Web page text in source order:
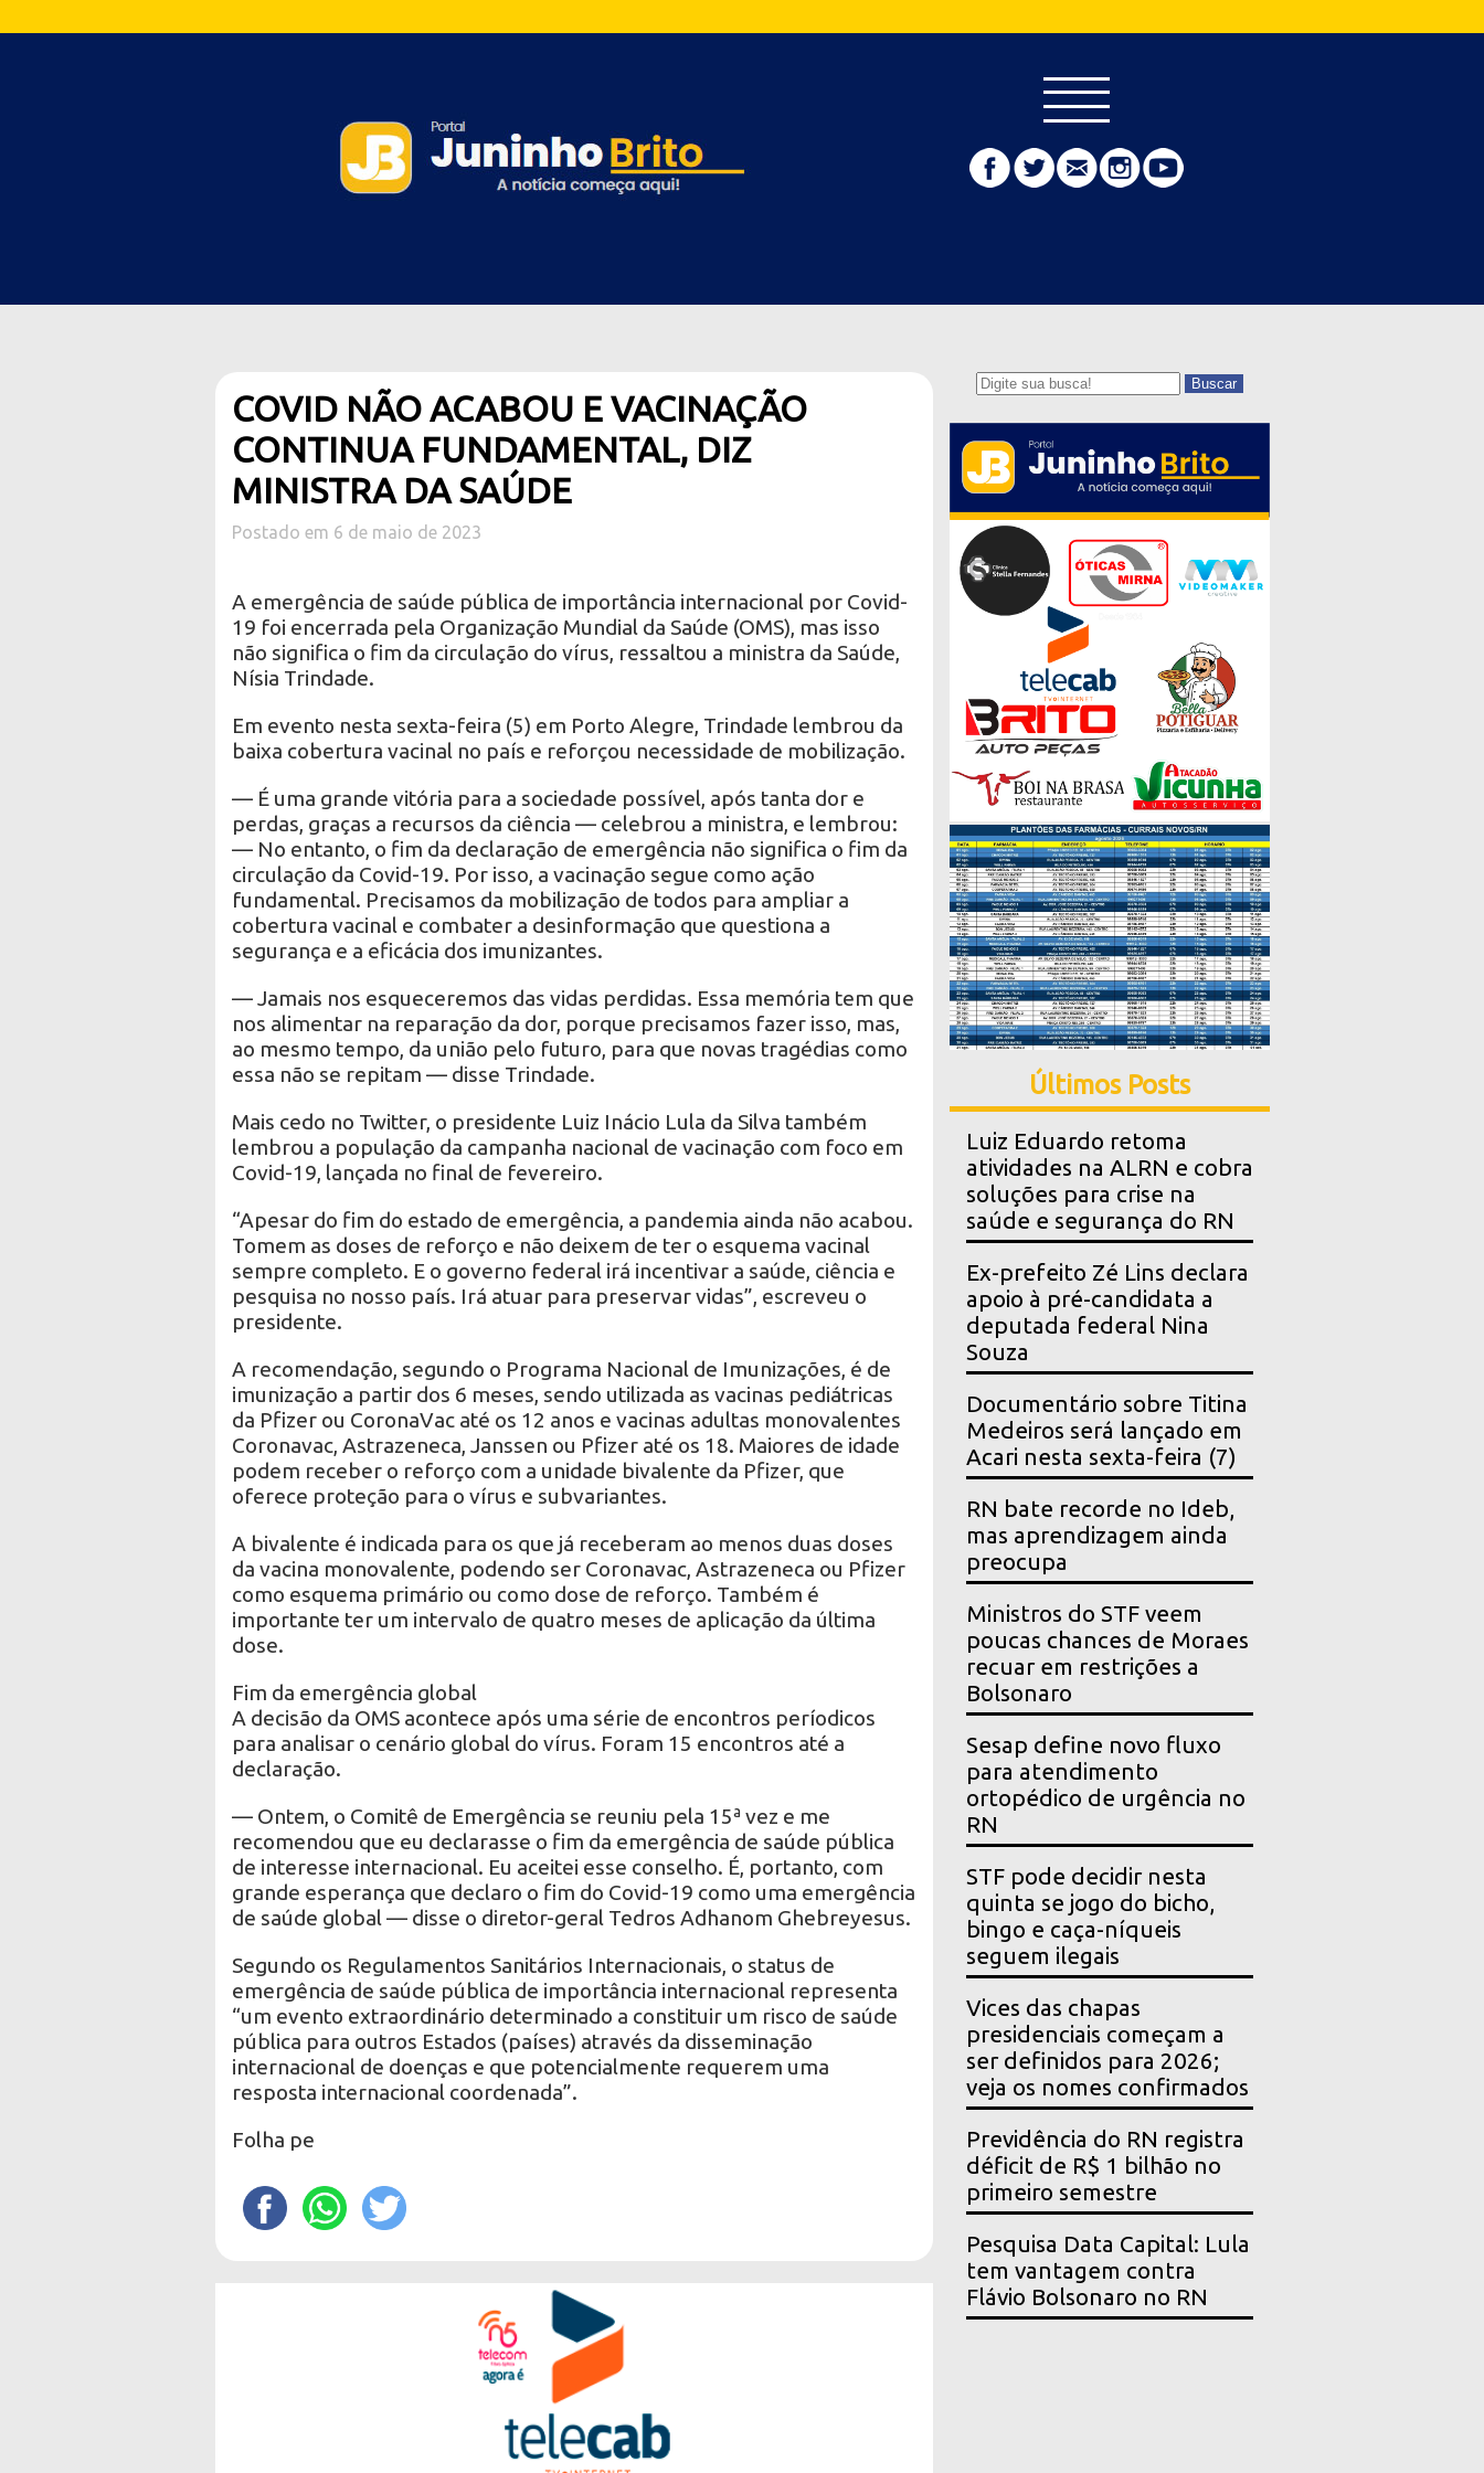
COVID NÃO ACABOU E VACINAÇÃO
CONTINUA FUNDAMENTAL, DIZ
MINISTRA DA SAÚDE
Postado em 6 de maio de 2023
A emergência de saúde pública de importância internacional por Covid-
19 foi encerrada pela Organização Mundial da Saúde (OMS), mas isso
não significa o fim da circulação do vírus, ressaltou a ministra da Saúde,
Nísia Trindade.
Em evento nesta sexta-feira (5) em Porto Alegre, Trindade lembrou da
baixa cobertura vacinal no país e reforçou necessidade de mobilização.
— É uma grande vitória para a sociedade possível, após tanta dor e
perdas, graças a recursos da ciência — celebrou a ministra, e lembrou:
— No entanto, o fim da declaração de emergência não significa o fim da
circulação da Covid-19. Por isso, a vacinação segue como ação
fundamental. Precisamos da mobilização de todos para ampliar a
cobertura vacinal e combater a desinformação que questiona a
segurança e a eficácia dos imunizantes.
— Jamais nos esqueceremos das vidas perdidas. Essa memória tem que
nos alimentar na reparação da dor, porque precisamos fazer isso, mas,
ao mesmo tempo, da união pelo futuro, para que novas tragédias como
essa não se repitam — disse Trindade.
Mais cedo no Twitter, o presidente Luiz Inácio Lula da Silva também
lembrou a população da campanha nacional de vacinação com foco em
Covid-19, lançada no final de fevereiro.
“Apesar do fim do estado de emergência, a pandemia ainda não acabou.
Tomem as doses de reforço e não deixem de ter o esquema vacinal
sempre completo. E o governo federal irá incentivar a saúde, ciência e
pesquisa no nosso país. Irá atuar para preservar vidas”, escreveu o
presidente.
A recomendação, segundo o Programa Nacional de Imunizações, é de
imunização a partir dos 6 meses, sendo utilizada as vacinas pediátricas
da Pfizer ou CoronaVac até os 12 anos e vacinas adultas monovalentes
Coronavac, Astrazeneca, Janssen ou Pfizer até os 18. Maiores de idade
podem receber o reforço com a unidade bivalente da Pfizer, que
oferece proteção para o vírus e subvariantes.
A bivalente é indicada para os que já receberam ao menos duas doses
da vacina monovalente, podendo ser Coronavac, Astrazeneca ou Pfizer
como esquema primário ou como dose de reforço. Também é
importante ter um intervalo de quatro meses de aplicação da última
dose.
Fim da emergência global
A decisão da OMS acontece após uma série de encontros períodicos
para analisar o cenário global do vírus. Foram 15 encontros até a
declaração.
— Ontem, o Comitê de Emergência se reuniu pela 15ª vez e me
recomendou que eu declarasse o fim da emergência de saúde pública
de interesse internacional. Eu aceitei esse conselho. É, portanto, com
grande esperança que declaro o fim do Covid-19 como uma emergência
de saúde global — disse o diretor-geral Tedros Adhanom Ghebreyesus.
Segundo os Regulamentos Sanitários Internacionais, o status de
emergência de saúde pública de importância internacional representa
“um evento extraordinário determinado a constituir um risco de saúde
pública para outros Estados (países) através da disseminação
internacional de doenças e que potencialmente requerem uma
resposta internacional coordenada”.
Folha pe
Buscar
Últimos Posts
Luiz Eduardo retoma
atividades na ALRN e cobra
soluções para crise na
saúde e segurança do RN
Ex-prefeito Zé Lins declara
apoio à pré-candidata a
deputada federal Nina
Souza
Documentário sobre Titina
Medeiros será lançado em
Acari nesta sexta-feira (7)
RN bate recorde no Ideb,
mas aprendizagem ainda
preocupa
Ministros do STF veem
poucas chances de Moraes
recuar em restrições a
Bolsonaro
Sesap define novo fluxo
para atendimento
ortopédico de urgência no
RN
STF pode decidir nesta
quinta se jogo do bicho,
bingo e caça-níqueis
seguem ilegais
Vices das chapas
presidenciais começam a
ser definidos para 2026;
veja os nomes confirmados
Previdência do RN registra
déficit de R$ 1 bilhão no
primeiro semestre
Pesquisa Data Capital: Lula
tem vantagem contra
Flávio Bolsonaro no RN